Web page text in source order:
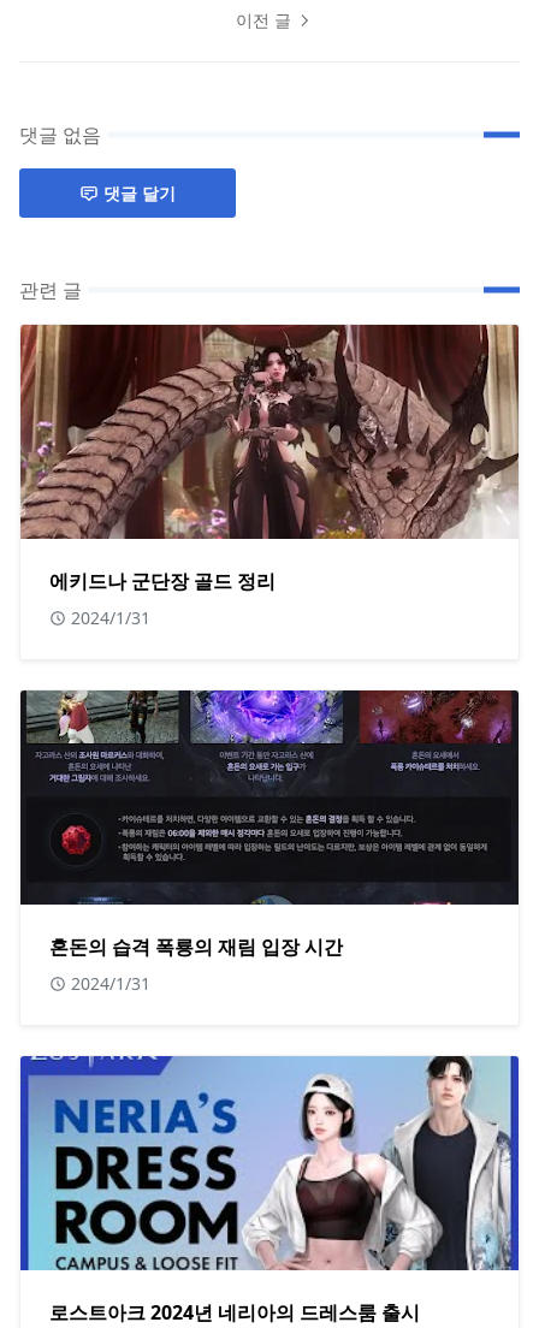
이전 글
댓글 없음
댓글 달기
관련 글
에키드나 군단장 골드 정리
2024/1/31
혼돈의 습격 폭룡의 재림 입장 시간
2024/1/31
로스트아크 2024년 네리아의 드레스룸 출시